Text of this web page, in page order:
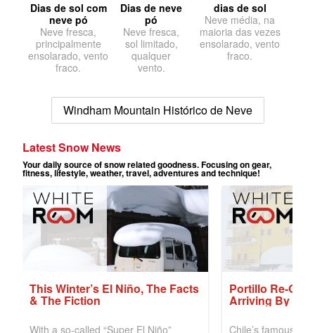
Dias de sol com
neve pó
Neve fresca,
principalmente
ensolarado, vento
fraco.
Dias de neve
pó
Neve fresca,
sol limitado,
qualquer
vento.
dias de sol
Neve média, na
maioria das vezes
ensolarado, vento
fraco.
Windham Mountain Histórico de Neve